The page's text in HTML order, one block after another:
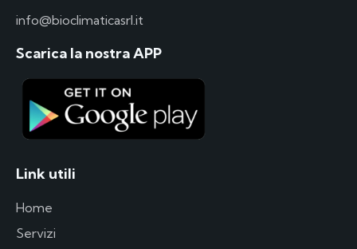
info@bioclimaticasrl.it
Scarica la nostra APP
Link utili
Home
Servizi